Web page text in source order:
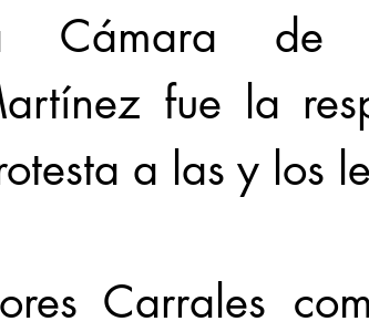
Cámara de
fue la
a las y los
Carrales